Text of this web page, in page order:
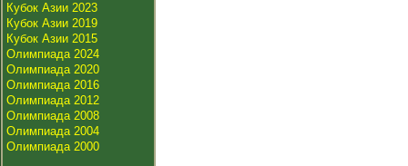
Кубок Азии 2023
Кубок Азии 2019
Кубок Азии 2015
Олимпиада 2024
Олимпиада 2020
Олимпиада 2016
Олимпиада 2012
Олимпиада 2008
Олимпиада 2004
Олимпиада 2000